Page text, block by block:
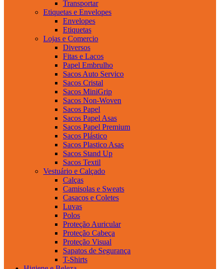
Transportar
Etiquetas e Envelopes
Envelopes
Etiquetas
Lojas e Comercio
Diversos
Fitas e Lacos
Papel Embrulho
Sacos Auto Servico
Sacos Cristal
Sacos MiniGrip
Sacos Non-Woven
Sacos Papel
Sacos Papel Asas
Sacos Papel Premium
Sacos Plástico
Sacos Plastico Asas
Sacos Stand Up
Sacos Textil
Vestuário e Calçado
Calças
Camisolas e Sweats
Casacos e Coletes
Luvas
Polos
Proteção Auricular
Proteção Cabeça
Proteção Visual
Sapatos de Segurança
T-Shirts